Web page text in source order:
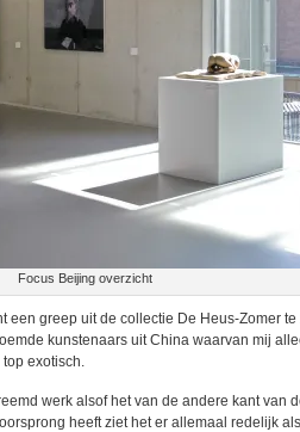
Focus Beijing overzicht
een greep uit de collectie De Heus-Zomer
kunstenaars uit China waarvan mij
exotisch.
werk alsof het van de andere kant van
heeft ziet het er allemaal redelijk